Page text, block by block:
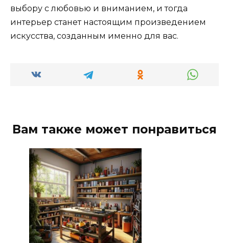
выбору с любовью и вниманием, и тогда
интерьер станет настоящим произведением
искусства, созданным именно для вас.
Вам также может понравиться